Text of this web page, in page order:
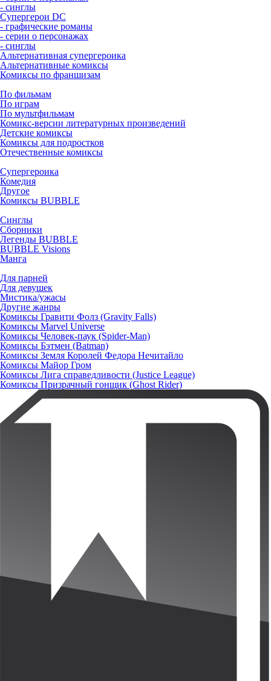
- синглы
Супергерои DC
- графические романы
- серии о персонажах
- синглы
Альтернативная супергероика
Альтернативные комиксы
Комиксы по франшизам
По фильмам
По играм
По мультфильмам
Комикс-версии литературных произведений
Детские комиксы
Комиксы для подростков
Отечественные комиксы
Супергероика
Комедия
Другое
Комиксы BUBBLE
Синглы
Сборники
Легенды BUBBLE
BUBBLE Visions
Манга
Для парней
Для девушек
Мистика/ужасы
Другие жанры
Комиксы Гравити Фолз (Gravity Falls)
Комиксы Marvel Universe
Комиксы Человек-паук (Spider-Man)
Комиксы Бэтмен (Batman)
Комиксы Земля Королей Федора Нечитайло
Комиксы Майор Гром
Комиксы Лига справедливости (Justice League)
Комиксы Призрачный гонщик (Ghost Rider)